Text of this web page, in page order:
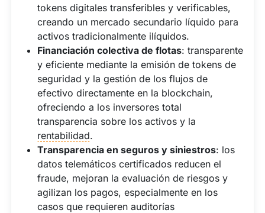
tokens digitales transferibles y verificables,
creando un mercado secundario líquido para
activos tradicionalmente ilíquidos.
Financiación colectiva de flotas: transparente
y eficiente mediante la emisión de tokens de
seguridad y la gestión de los flujos de
efectivo directamente en la blockchain,
ofreciendo a los inversores total
transparencia sobre los activos y la
rentabilidad.
Transparencia en seguros y siniestros: los
datos telemáticos certificados reducen el
fraude, mejoran la evaluación de riesgos y
agilizan los pagos, especialmente en los
casos que requieren auditorías